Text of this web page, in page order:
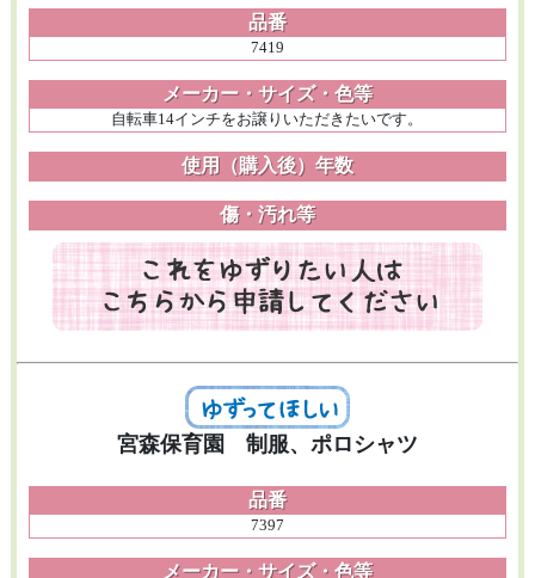
品番
7419
メーカー・サイズ・色等
自転車14インチをお譲りいただきたいです。
使用（購入後）年数
傷・汚れ等
宮森保育園 制服、ポロシャツ
品番
7397
メーカー・サイズ・色等